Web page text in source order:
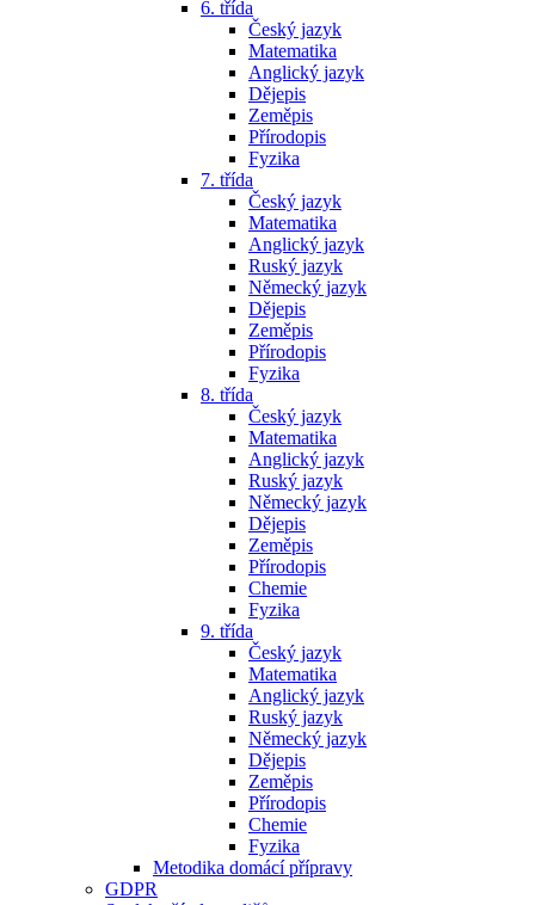
6. třída
Český jazyk
Matematika
Anglický jazyk
Dějepis
Zeměpis
Přírodopis
Fyzika
7. třída
Český jazyk
Matematika
Anglický jazyk
Ruský jazyk
Německý jazyk
Dějepis
Zeměpis
Přírodopis
Fyzika
8. třída
Český jazyk
Matematika
Anglický jazyk
Ruský jazyk
Německý jazyk
Dějepis
Zeměpis
Přírodopis
Chemie
Fyzika
9. třída
Český jazyk
Matematika
Anglický jazyk
Ruský jazyk
Německý jazyk
Dějepis
Zeměpis
Přírodopis
Chemie
Fyzika
Metodika domácí přípravy
GDPR